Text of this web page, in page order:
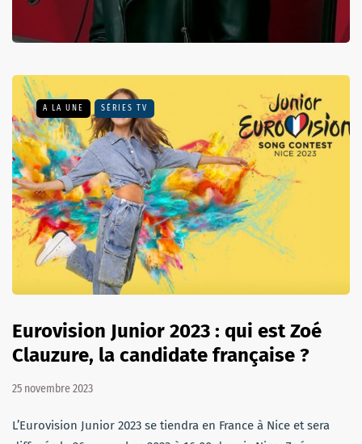
A LA UNE SÉRIES TV
Eurovision Junior 2023 : qui est Zoé
Clauzure, la candidate française ?
25 novembre 2023
L’Eurovision Junior 2023 se tiendra en France à Nice et sera